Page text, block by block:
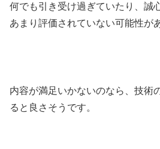
何でも引き受け過ぎていたり、誠
あまり評価されていない可能性が
内容が満足いかないのなら、技術
ると良さそうです。